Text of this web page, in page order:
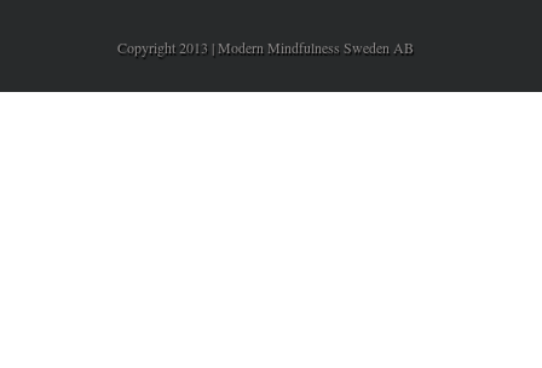
Copyright 2013 | Modern Mindfulness Sweden AB